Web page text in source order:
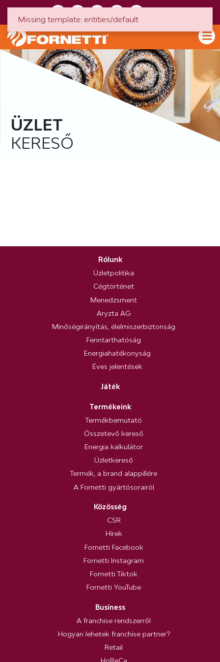
ÜZLET
KERESŐ
Rólunk
Üzletpolitika
Cégtörténet
Menedzsment
Aryzta AG
Minőségirányítás, élelmiszerbiztonság
Fenntarthatóság
Energiahatékonyság
Éves jelentések
Játék
Termékeink
Termékbemutató
Összetevő kereső
Energia kalkulátor
Üzletkereső
Termék, a brand alappillére
A Fornetti gyártósorairól
Közösség
CSR
Hírek
Fornetti Facebook
Fornetti Instagram
Fornetti Tiktok
Fornetti YouTube
Business
A franchise rendszerről
Hogyan lehetek franchise partner?
Retail
Missing template: entities/default